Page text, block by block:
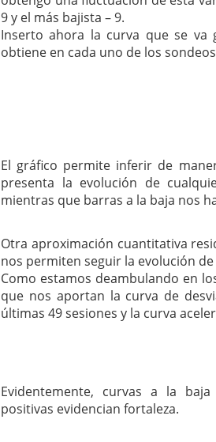
9 y el más bajista – 9.
Inserto ahora la curva que se va
obtiene en cada uno de los
El gráfico permite inferir de
presenta la evolución de
mientras que barras a la baja nos
Otra aproximación cuantitativa
nos permiten seguir la evolución
Como estamos deambulando en
que nos aportan la curva de
últimas 49 sesiones y la curva
Evidentemente, curvas a la
positivas evidencian fortaleza.